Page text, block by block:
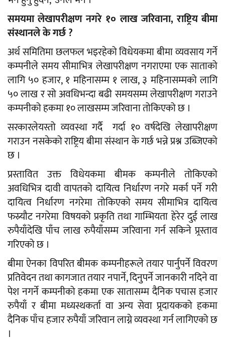
समयमा लेखापरीक्षण नगरे १० लाख जरिवाना, राष्ट्रिय बीमा
संस्थानले के गर्छ ?
अर्थ समितिमा छलफल भइरहेको विधेयकमा बीमा व्यवसाय गर्ने
कम्पनीले समय सीमाभित्र लेखापरीक्षण नगराएमा एक साताको
लागि ५० हजार, १ महिनासम्म १ लाख, ३ महिनासम्मको लागि
५० लाख र सो अवधिभन्दा बढी समयसम्म लेखापरीक्षण गराउने
कम्पनीको हकमा १० लाखसम्म जरिवाना तोकिएको छ ।
सरकारलेयस्तो व्यवस्था गर्दै गर्दा १० वर्षदेखि लेखापरीक्षण
गराउन नसकेको राष्ट्रिय बीमा संस्थान के गर्छ भन्ने प्रश्न उब्जिएको
छ ।
प्रस्तावित उक्त विधेयकमा बीमक कम्पनीले तोकिएको
अवधिभित्र दावी वापतको दायित्व निर्धारण नगरे मर्का पर्ने गरी
दायित्व निर्धारण नगरेमा तोकिएको समय सीमाभित्र दायित्व
फस्र्यौट नगरेमा विषयको प्रकृति तथा गाम्भियता हेरेर दुई लाख
रुपैयाँदेखि पाँच लाख रुपैयाँसम्म जरिवाना गर्न सकिने प्र्रस्ताव
गरिएको छ ।
बीमा ऐनका विपरित बीमक कम्पनीहरूले तयार पार्नुपर्ने विवरण
प्रतिवेदन तथा कागजात तयार नपार्ने, दिनुपर्ने जानकारी नदिने वा
पेश नगर्ने कम्पनीको हकमा एक सातासम्म दैनिक पचास हजार
रुपैयाँ र बीमा मध्यस्थकर्ता वा अन्य सेवा प्र्रदायकको हकमा
दैनिक पाँच हजार रुपैयाँ जरिवान लाग्ने व्यवस्था गर्न लागिएको छ
।